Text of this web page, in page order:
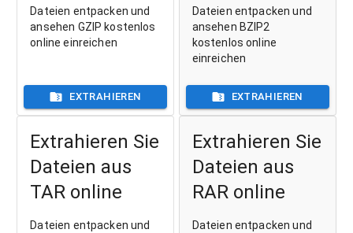
Dateien entpacken und
ansehen GZIP kostenlos
online einreichen
EXTRAHIEREN
Dateien entpacken und
ansehen BZIP2
kostenlos online
einreichen
EXTRAHIEREN
Extrahieren Sie
Dateien aus
TAR online
Dateien entpacken und
Extrahieren Sie
Dateien aus
RAR online
Dateien entpacken und